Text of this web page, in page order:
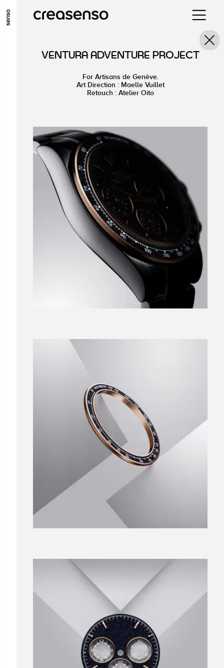
ALLER AU CONTENU PRINCIPAL
ALLER EN BAS DE PAGE
VENTURA ADVENTURE PROJECT
For Artisans de Genève.
Art Direction : Maelle Vuillet
Retouch : Atelier Oito